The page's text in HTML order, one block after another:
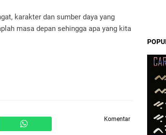
karakter dan sumber daya yang
masa depan sehingga apa yang kita
Komentar